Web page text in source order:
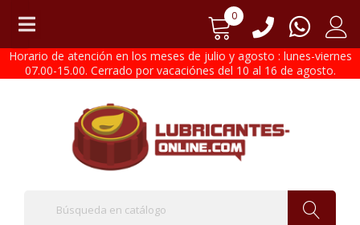
0
Horario de atención en los meses de julio y agosto : lunes-viernes
07.00-15.00. Cerrado por vacaciónes del 10 al 16 de agosto.